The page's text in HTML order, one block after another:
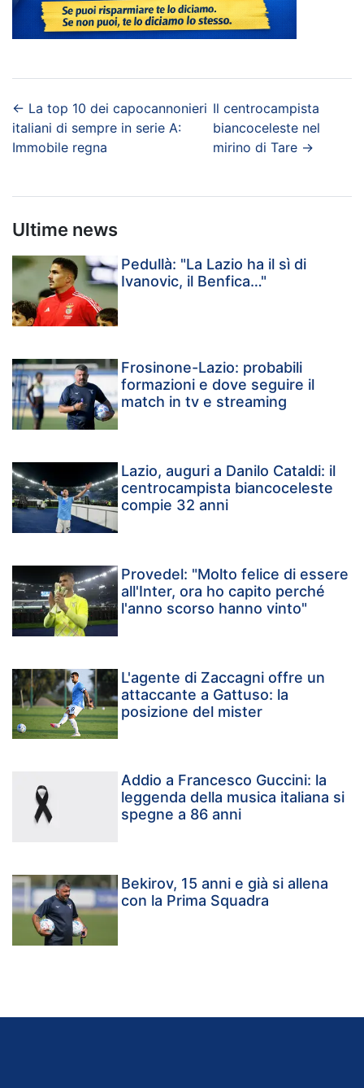
← La top 10 dei capocannonieri
italiani di sempre in serie A:
Immobile regna
Il centrocampista
biancoceleste nel
mirino di Tare →
Ultime news
Pedullà: "La Lazio ha il sì di
Ivanovic, il Benfica…"
Frosinone-Lazio: probabili
formazioni e dove seguire il
match in tv e streaming
Lazio, auguri a Danilo Cataldi: il
centrocampista biancoceleste
compie 32 anni
Provedel: "Molto felice di essere
all'Inter, ora ho capito perché
l'anno scorso hanno vinto"
L'agente di Zaccagni offre un
attaccante a Gattuso: la
posizione del mister
Addio a Francesco Guccini: la
leggenda della musica italiana si
spegne a 86 anni
Bekirov, 15 anni e già si allena
con la Prima Squadra